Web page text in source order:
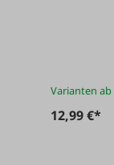
Varianten ab
12,99 €*